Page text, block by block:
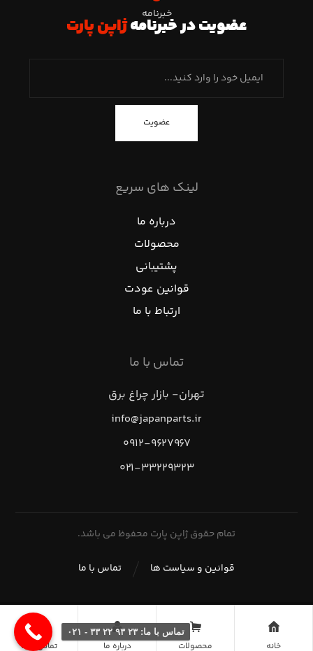
خبرنامه
عضویت در خبرنامهژاپن پارت
عضویت
لینک های سریع
درباره ما
محصولات
پشتیبانی
قوانین عودت
ارتباط با ما
تماس با ما
تهران- بازار چراغ برق
info@japanparts.ir
۰۹۱۲-۹۶۲۷۹۶۷
۰۲۱-۳۳۲۲۹۳۲۳
تمام حقوق ژاپن پارت محفوظ می باشد.
تماس با ما قوانین و سیاست ها
خانه محصولات درباره ما تماس با ما
تماس با ما: ۲۳ ۹۳ ۲۲ ۳۳ - ۰۲۱